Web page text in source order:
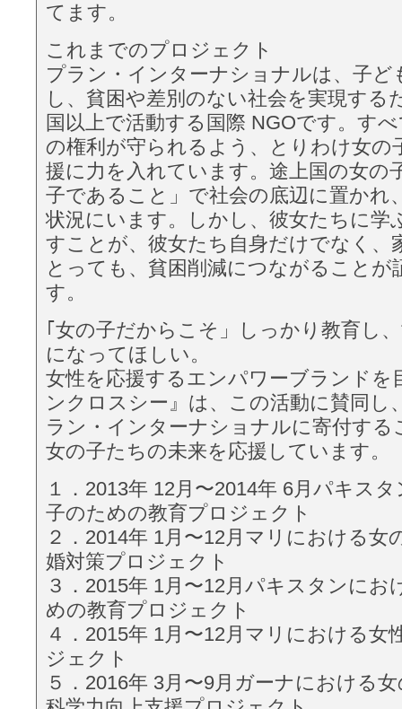
てます。
これまでのプロジェクト
プラン・インターナショナルは、⼦ど
し、貧困や差別のない社会を実現する
国以上で活動する国際 NGOです。す
の権利が守られるよう、とりわけ女の
援に力を入れています。途上国の女の
⼦であること」で社会の底辺に置かれ
状況にいます。しかし、彼女たちに学
すことが、彼女たち自身だけでなく、
とっても、貧困削減につながることが
す。
｢女の⼦だからこそ」しっかり教育し
になってほしい。
女性を応援するエンパワーブランドを
ンクロスシー』は、この活動に賛同し
ラン・インターナショナルに寄付する
女の⼦たちの未来を応援しています。
１．2013年 12月〜2014年 6月パキス
⼦のための教育プロジェクト
２．2014年 1月〜12月マリにおける女
婚対策プロジェクト
３．2015年 1月〜12月パキスタンにお
めの教育プロジェクト
４．2015年 1月〜12月マリにおける女
ジェクト
５．2016年 3月〜9月ガーナにおける